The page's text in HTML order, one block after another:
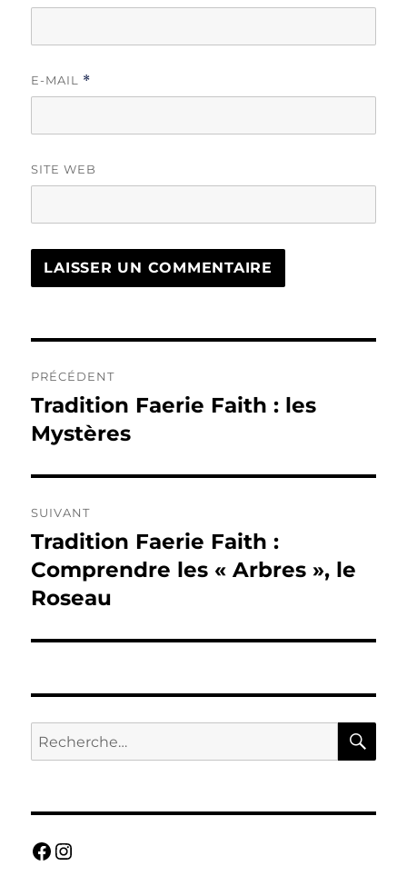
E-MAIL *
SITE WEB
de
l’article
PRÉCÉDENT
Publication
précédente :
Tradition Faerie Faith : les
Mystères
SUIVANT
Publication
suivante :
Tradition Faerie Faith :
Comprendre les « Arbres », le
Roseau
Recherche
pour :
Facebook
Instagram